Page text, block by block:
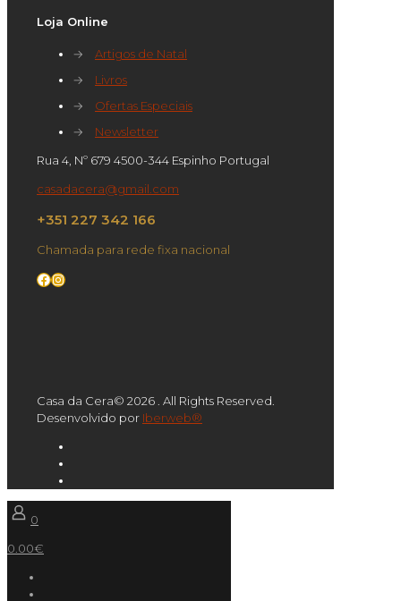
Loja Online
→
Artigos de Natal
→
Livros
→
Ofertas Especiais
→
Newsletter
Rua 4, Nº 679 4500-344 Espinho Portugal
casadacera@gmail.com
+351 227 342 166
Chamada para rede fixa nacional
Facebook
Instagram
Casa da Cera© 2026 . All Rights Reserved.
Desenvolvido por Iberweb®
0
0.00€